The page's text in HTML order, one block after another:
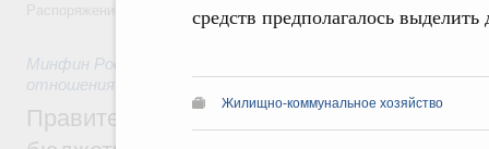
средств предполагалось
Жилищно-коммунальное хозяйство
Минфин России
отношения
Правительство спишет часть